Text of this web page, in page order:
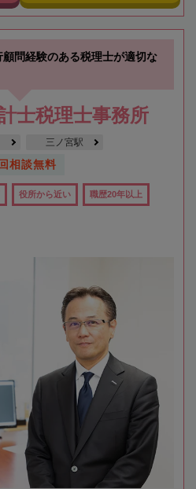
顧問経験のある税理士が適切な
士税理士事務所
三ノ宮駅
相談無料
役所から近い 職歴20年以上